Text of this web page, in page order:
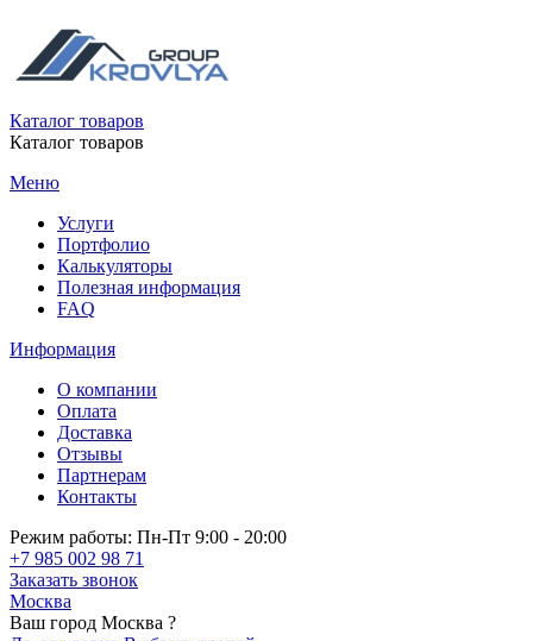
Каталог товаров
Каталог товаров
Меню
Услуги
Портфолио
Калькуляторы
Полезная информация
FAQ
Информация
О компании
Оплата
Доставка
Отзывы
Партнерам
Контакты
Режим работы: Пн-Пт 9:00 - 20:00
+7 985 002 98 71
Заказать звонок
Москва
Ваш город Москва ?